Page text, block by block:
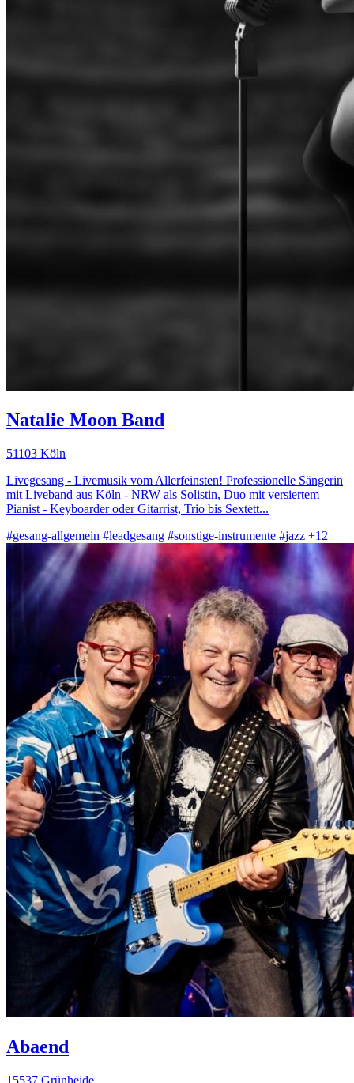
Natalie Moon Band
51103 Köln
Livegesang - Livemusik vom Allerfeinsten! Professionelle Sängerin
mit Liveband aus Köln - NRW als Solistin, Duo mit versiertem
Pianist - Keyboarder oder Gitarrist, Trio bis Sextett...
#gesang-allgemein #leadgesang #sonstige-instrumente #jazz +12
Abaend
15537 Grünheide